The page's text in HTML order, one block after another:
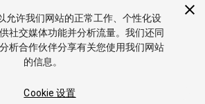
允许我们网站的正常工作、个性化设
社交媒体功能并分析流量。我们还同
析合作伙伴分享有关您使用我们网站
的信息。
Cookie 设置